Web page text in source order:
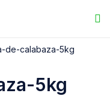
de-calabaza-5kg
5kg